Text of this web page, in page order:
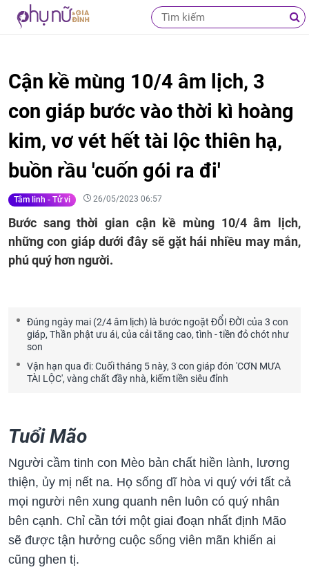
Cận kề mùng 10/4 âm lịch, 3
con giáp bước vào thời kì hoàng
kim, vơ vét hết tài lộc thiên hạ,
buồn rầu 'cuốn gói ra đi'
Tâm linh - Tử vi 26/05/2023 06:57
Bước sang thời gian cận kề mùng 10/4 âm lịch,
những con giáp dưới đây sẽ gặt hái nhiều may mắn,
phú quý hơn người.
Đúng ngày mai (2/4 âm lịch) là bước ngoặt ĐỔI ĐỜI của 3 con
giáp, Thần phật ưu ái, của cải tăng cao, tình - tiền đỏ chót như
son
Vận hạn qua đi: Cuối tháng 5 này, 3 con giáp đón 'CƠN MƯA
TÀI LỘC', vàng chất đầy nhà, kiếm tiền siêu đỉnh
Tuổi Mão
Người cầm tinh con Mèo bản chất hiền lành, lương
thiện, ủy mị nết na. Họ sống dĩ hòa vi quý với tất cả
mọi người nên xung quanh nên luôn có quý nhân
bên cạnh. Chỉ cần tới một giai đoạn nhất định Mão
sẽ được tận hưởng cuộc sống viên mãn khiến ai
cũng ghen tị.